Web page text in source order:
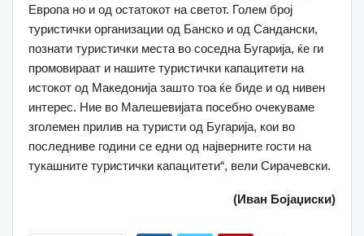
Европа но и од остатокот на светот. Голем број
туристички организации од Банско и од Сандански,
познати туристички места во соседна Бугарија, ќе ги
промовираат и нашите туристички капацитети на
истокот од Македонија зашто тоа ќе биде и од нивен
интерес. Ние во Малешевијата посебно очекуваме
зголемен прилив на туристи од Бугарија, кои во
последниве години се едни од најверните гости на
тукашните туристички капацитети“, вели Сирачевски.
(Иван Бојаџиски)